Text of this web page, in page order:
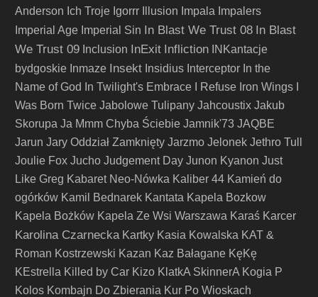
Anderson Ich Troje Igorrr Illusion Impala Impalers
Imperial Age Imperial Sin In Blast We Trust 08 In Blast
We Trust 09 Inclusion InExit Infliction INKantacje
bydgoskie Inmaze Insekt Insidius Interceptor In the
Name of God
In Twilight's Embrace I Refuse Iron Wings
Was Born Twice Jabolowe Tulipany Jahcoustix Jakub
Skorupa Ja Mmm Chyba Ściebie Jamnik'73 JAQBE
Jarun Jary Oddział Zamknięty Jarzmo Jelonek Jethro Tull
Joulie Fox Jucho Judgement Day Junon Kyanon Just
Like Greg Kabaret Neo-Nówka Kaliber 44 Kamień do
ogórków Kamil Bednarek Kantata Kapela Bozkow
Kapela Bożków Kapela Ze Wsi Warszawa Karaś Karcer
Karolina Czarnecka Kartky Kasia Kowalska KAT &
Roman Kostrzewski Kazan Kaz Bałagane KęKę
KEstrella Killed by Car Kizo KlatkA SkinnerA Kogia P
Kolos Kombajn Do Zbierania Kur Po Wioskach